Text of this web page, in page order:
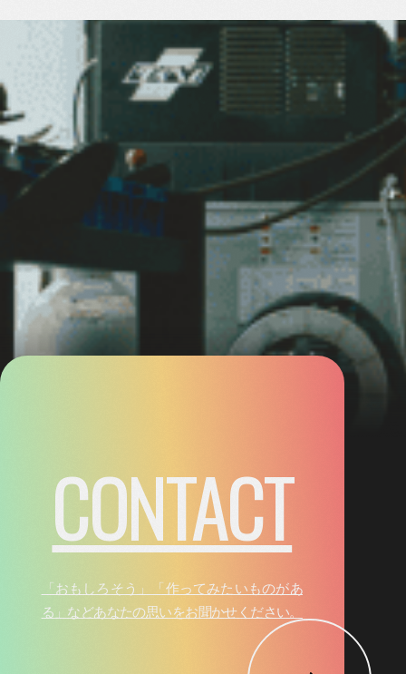
CONTACT
「おもしろそう」「作ってみたいものがあ
る」などあなたの思いをお聞かせください。